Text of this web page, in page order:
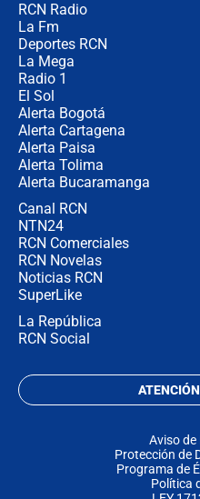
RCN Radio
La Fm
Deportes RCN
La Mega
Radio 1
El Sol
Alerta Bogotá
Alerta Cartagena
Alerta Paisa
Alerta Tolima
Alerta Bucaramanga
Canal RCN
NTN24
RCN Comerciales
RCN Novelas
Noticias RCN
SuperLike
La República
RCN Social
Aviso de
Protección de
Programa de
Política